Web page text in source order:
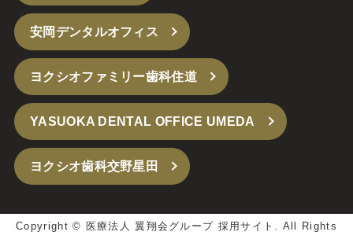
安岡デンタルオフィス
ヨクシオファミリー歯科住道
YASUOKA DENTAL OFFICE UMEDA
ヨクシオ歯科交野星田
Copyright © 医療法人 翼翔会グループ 採用サイト. All Rights